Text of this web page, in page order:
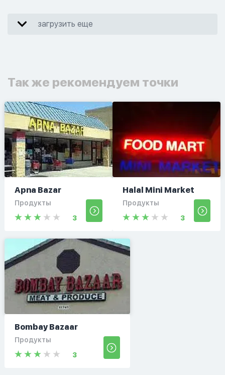
загрузить еще
Так же рекомендуем точки
Apna Bazar
Продукты
3
Halal Mini Market
Продукты
3
Bombay Bazaar
Продукты
3